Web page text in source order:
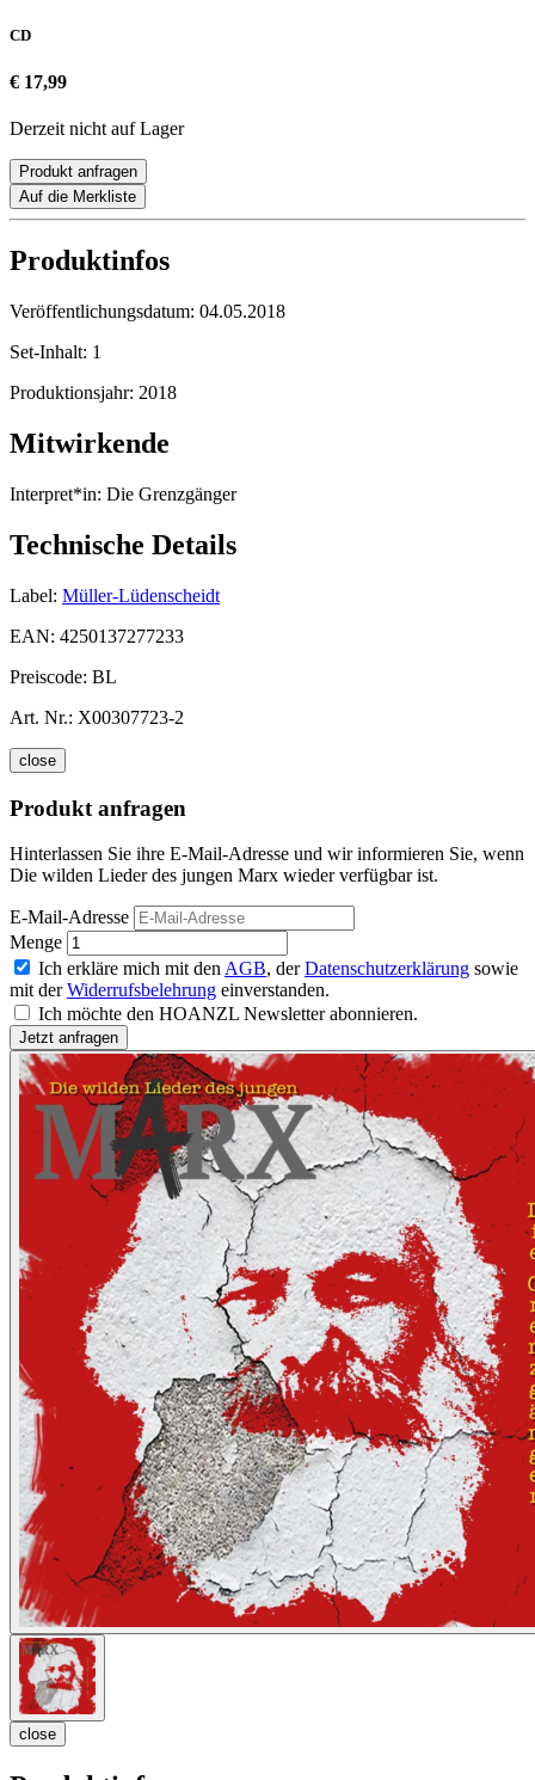
CD
€ 17,99
Derzeit nicht auf Lager
Produkt anfragen
Auf die Merkliste
Produktinfos
Veröffentlichungsdatum: 04.05.2018
Set-Inhalt: 1
Produktionsjahr: 2018
Mitwirkende
Interpret*in: Die Grenzgänger
Technische Details
Label: Müller-Lüdenscheidt
EAN: 4250137277233
Preiscode: BL
Art. Nr.: X00307723-2
close
Produkt anfragen
Hinterlassen Sie ihre E-Mail-Adresse und wir informieren Sie, wenn
Die wilden Lieder des jungen Marx wieder verfügbar ist.
E-Mail-Adresse
Menge
Ich erkläre mich mit den AGB, derDatenschutzerklärung sowie
mit derWiderrufsbelehrung einverstanden.
Ich möchte den HOANZL Newsletter abonnieren.
close